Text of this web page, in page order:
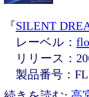
『SILENT
レーベル：
リリース：
製品番号：